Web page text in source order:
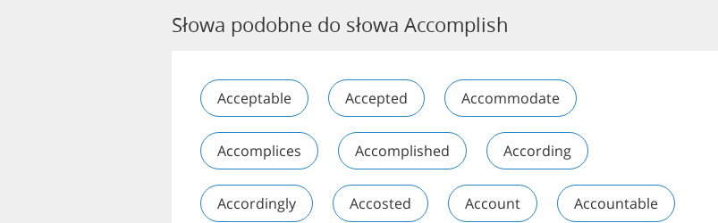
Słowa podobne do słowa Accomplish
Acceptable Accepted Accommodate
Accomplices Accomplished According
Accordingly Accosted Account Accountable